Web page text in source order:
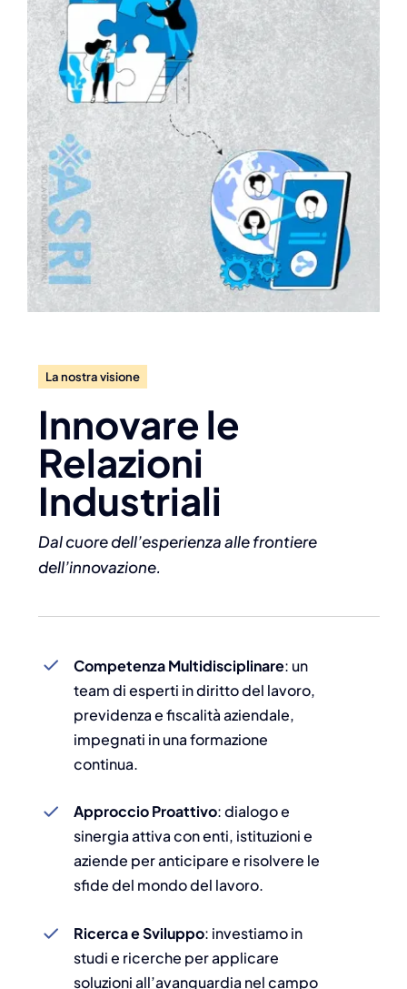
La nostra visione
Innovare le
Relazioni
Industriali
Dal cuore dell’esperienza alle frontiere
dell’innovazione.
Competenza Multidisciplinare: un
team di esperti in diritto del lavoro,
previdenza e fiscalità aziendale,
impegnati in una formazione
continua.
Approccio Proattivo: dialogo e
sinergia attiva con enti, istituzioni e
aziende per anticipare e risolvere le
sfide del mondo del lavoro.
Ricerca e Sviluppo: investiamo in
studi e ricerche per applicare
soluzioni all’avanguardia nel campo